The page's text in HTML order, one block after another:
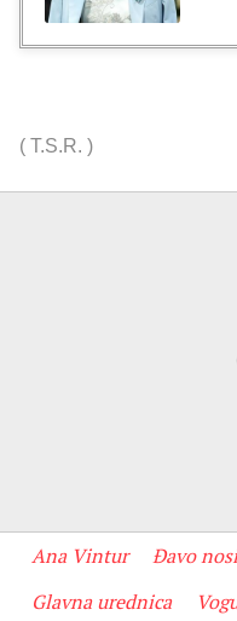
( T.S.R. )
Ana Vintur Đavo
Glavna urednica